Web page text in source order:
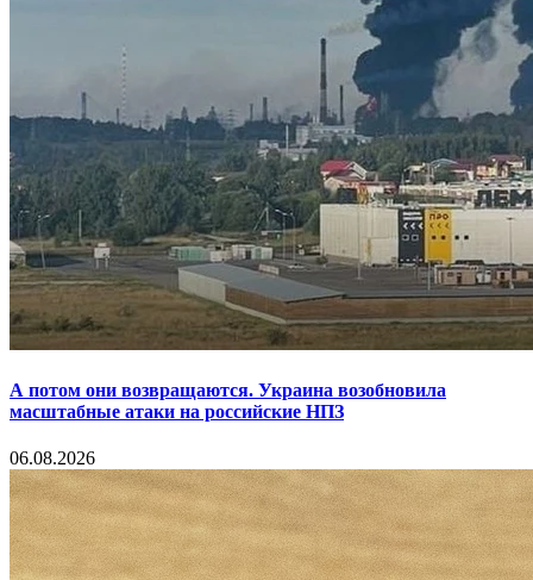
А потом они возвращаются. Украина возобновила
масштабные атаки на российские НПЗ
06.08.2026